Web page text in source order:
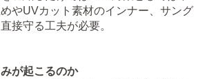
やUVカット素材のインナー、サング
接守る工夫が必要。
が起こるのか